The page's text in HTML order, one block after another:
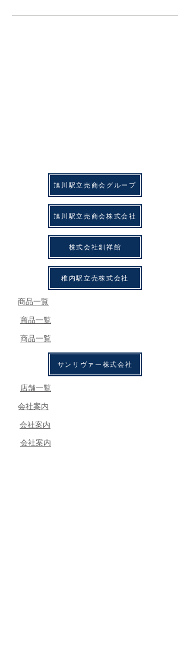
​旭川駅立売商会グループ
​旭川駅立売商会株式会社
株式会社釧祥館
稚内駅立売株式会社
​商品一覧
​商品一覧
​商品一覧
サンリヴァー株式会社
​店舗一覧
​会社案内
​会社案内
​会社案内